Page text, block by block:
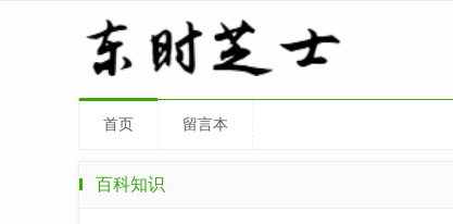
首页 留言本
百科知识